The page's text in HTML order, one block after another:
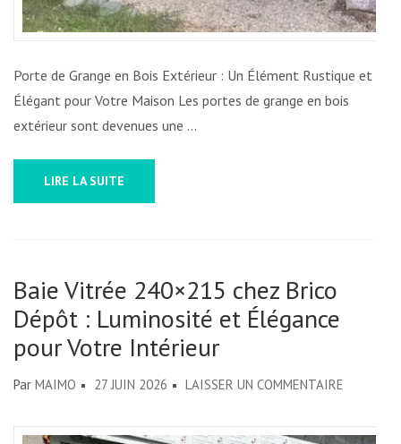
Porte de Grange en Bois Extérieur : Un Élément Rustique et
Élégant pour Votre Maison Les portes de grange en bois
extérieur sont devenues une …
LIRE LA SUITE
Baie Vitrée 240×215 chez Brico
Dépôt : Luminosité et Élégance
pour Votre Intérieur
Par MAIMO 27 JUIN 2026 LAISSER UN COMMENTAIRE
VITRÉE